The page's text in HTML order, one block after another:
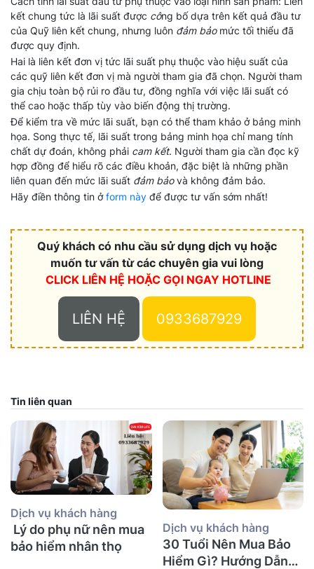
kết chung tức là lãi suất được công bố dựa trên kết quả đầu tư
của Quỹ liên kết chung, nhưng luôn đảm bảo mức tối thiểu đã
được quy định.
Hai là liên kết đơn vị tức lãi suất phụ thuộc vào hiệu suất của
các quỹ liên kết đơn vị mà người tham gia đã chọn. Người tham
gia chịu toàn bộ rủi ro đầu tư, đồng nghĩa với việc lãi suất có
thể cao hoặc thấp tùy vào biến động thị trường.
Để kiểm tra về mức lãi suất, bạn có thể tham khảo ở bảng minh
họa. Song thực tế, lãi suất trong bảng minh họa chỉ mang tính
chất dự đoán, không phải cam kết. Người tham gia cần đọc kỹ
hợp đồng để hiểu rõ các điều khoản, đặc biệt là những phần
liên quan đến mức lãi suất đảm bảovà không đảm bảo.
Hãy điền thông tin ởform này để được tư vấn sớm nhất!
Quý khách có nhu cầu sử dụng dịch vụ hoặc
muốn tư vấn từ các chuyên gia vui lòng
CLICK LIÊN HỆ HOẶC GỌI NGAY HOTLINE
LIÊN HỆ 0933687929
Tin liên quan
Dịch vụ khách hàng
Lý do phụ nữ nên mua
bảo hiểm nhân thọ
Dịch vụ khách hàng
30 Tuổi Nên Mua Bảo
Hiểm Gì? Hướng Dẫn